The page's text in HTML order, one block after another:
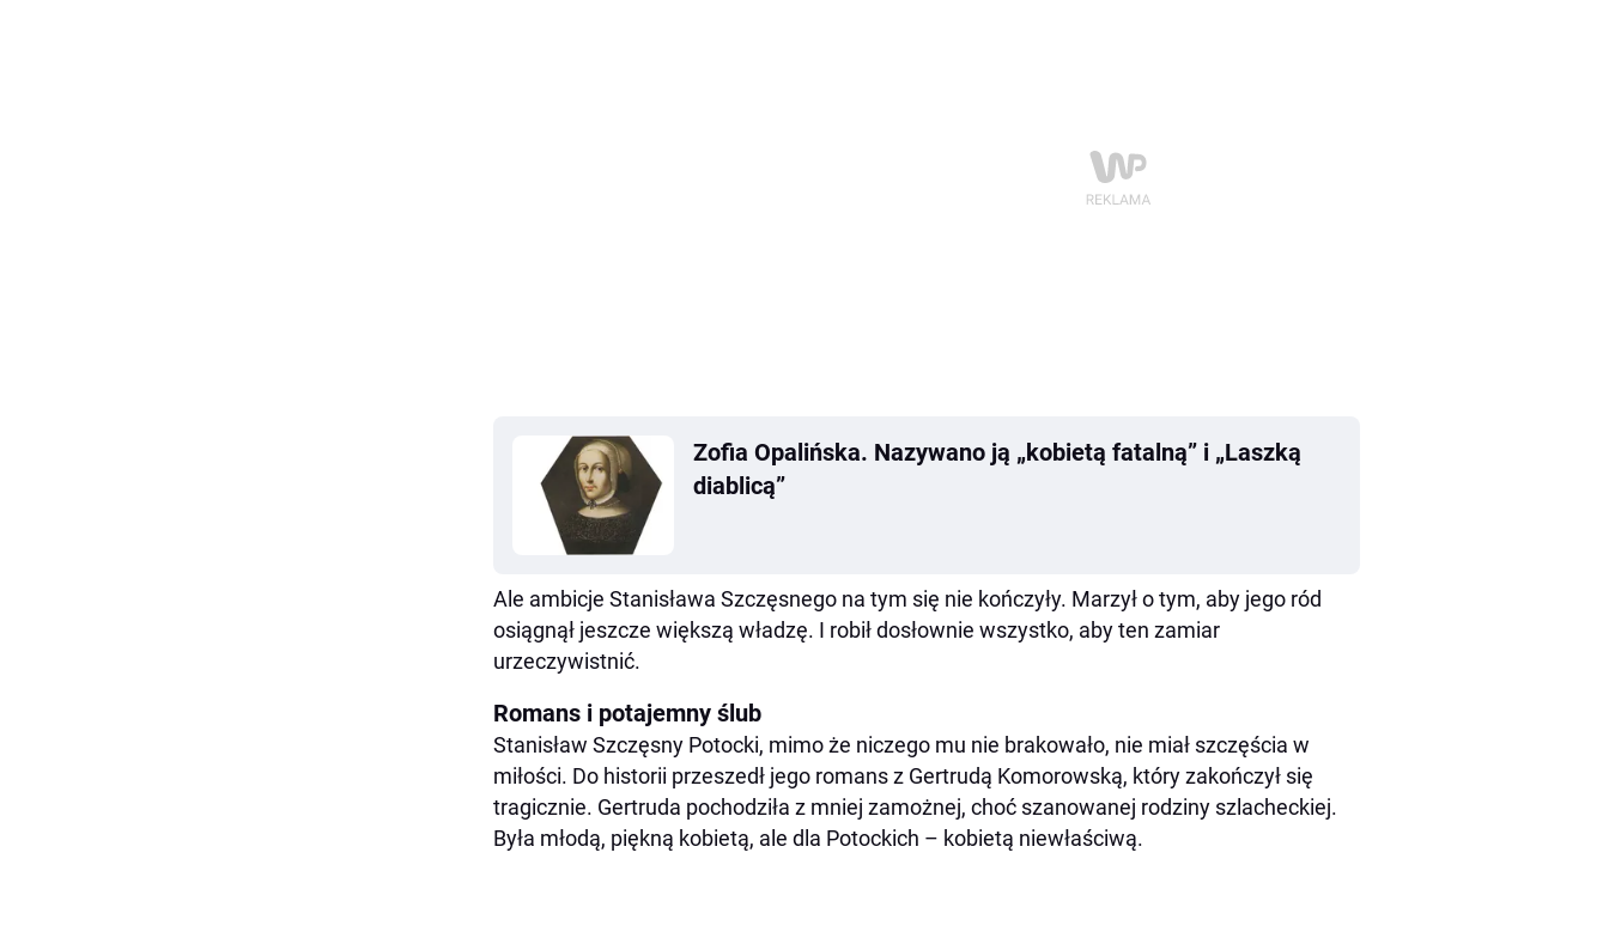
Zofia Opalińska. Nazywano ją „kobietą fatalną” i „Laszką
diablicą”
Ale ambicje Stanisława Szczęsnego na tym się nie kończyły. Marzył o tym, aby jego ród
osiągnął jeszcze większą władzę. I robił dosłownie wszystko, aby ten zamiar
urzeczywistnić.
Romans i potajemny ślub
Stanisław Szczęsny Potocki, mimo że niczego mu nie brakowało, nie miał szczęścia w
miłości. Do historii przeszedł jego romans z Gertrudą Komorowską, który zakończył się
tragicznie. Gertruda pochodziła z mniej zamożnej, choć szanowanej rodziny szlacheckiej.
Była młodą, piękną kobietą, ale dla Potockich – kobietą niewłaściwą.